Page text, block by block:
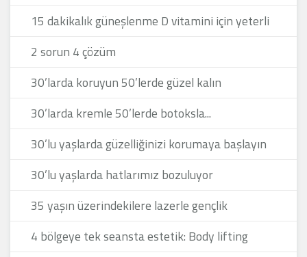
15 dakikalık güneşlenme D vitamini için yeterli
2 sorun 4 çözüm
30’larda koruyun 50’lerde güzel kalın
30’larda kremle 50’lerde botoksla...
30’lu yaşlarda güzelliğinizi korumaya başlayın
30’lu yaşlarda hatlarımız bozuluyor
35 yaşın üzerindekilere lazerle gençlik
4 bölgeye tek seansta estetik: Body lifting